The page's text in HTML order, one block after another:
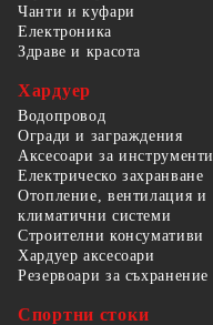
Чанти и куфари
Електроника
Здраве и красота
Хардуер
Водопровод
Огради и заграждения
Аксесоари за инструменти
Електрическо захранване
Отопление, вентилация и
климатични системи
Строителни консумативи
Хардуер аксесоари
Резервоари за съхранение
Спортни стоки